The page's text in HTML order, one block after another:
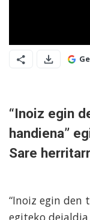
“Inoiz egin
handiena”
Sare
“Inoiz egin den
egiteko